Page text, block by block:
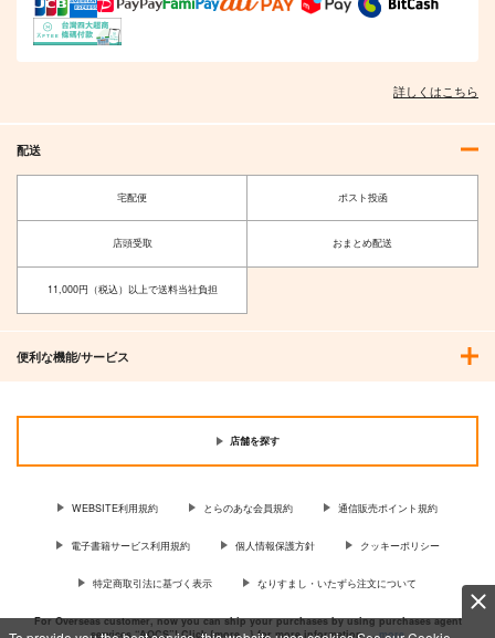
詳しくはこちら
配送
宅配便 ポスト投函
店頭受取 おまとめ配送
11,000円（税込）以上で送料当社負担
便利な機能/サービス
店舗を探す
WEBSITE利用規約 とらのあな会員規約 通信販売ポイント規約
電子書籍サービス利用規約 個人情報保護方針 クッキーポリシー
特定商取引法に基づく表示 なりすまし・いたずら注文について
For Overseas customer, now you can ship your purchases by using purchases agent
services “AOCS”! Click {more…} for more information …more